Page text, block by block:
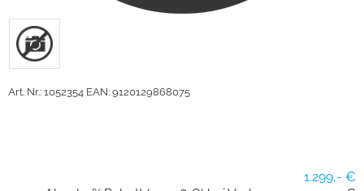
Art. Nr.: 1052354 EAN: 9120129868075
1.299,- €